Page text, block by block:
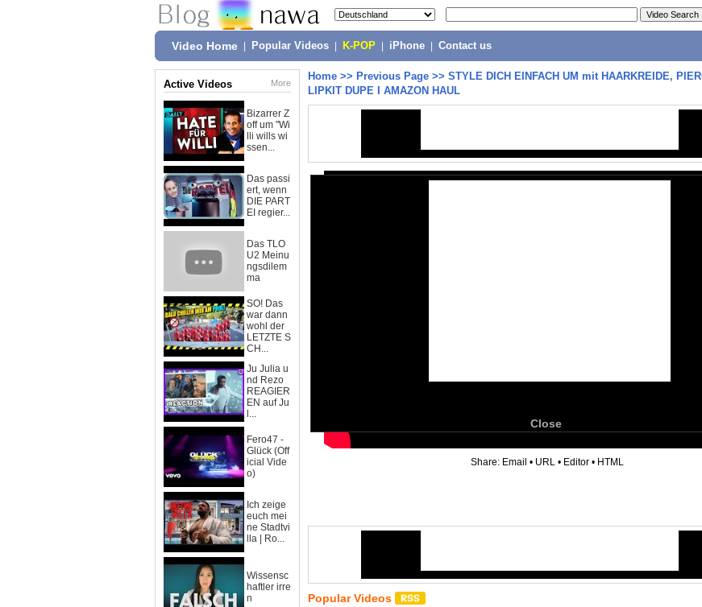
Video Home Popular Videos K-POP iPhone Contact us
Active Videos More
Bizarrer Z
off um "Wi
lli wills wi
ssen...
Das passi
ert, wenn
DIE PART
EI regier...
Das TLO
U2 Meinu
ngsdilem
ma
SO! Das
war dann
wohl der
LETZTE S
CH...
Ju Julia u
nd Rezo
REAGIER
EN auf Ju
l...
Fero47 -
Glück (Off
icial Vide
o)
Ich zeige
euch mei
ne Stadtvi
lla | Ro...
Wissensc
haftler irre
n
Home >> Previous Page >> STYLE DICH EINFACH UM mit HAARKREIDE,
LIPKIT DUPE I AMAZON HAUL
Close
Share: Email • URL • Editor • HTML
Popular Videos